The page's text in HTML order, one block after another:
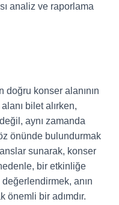
analiz ve raporlama
doğru konser alanının
bilet alırken,
aynı zamanda
önünde bulundurmak
sunarak, konser
bir etkinliğe
anın
önemli bir adımdır.